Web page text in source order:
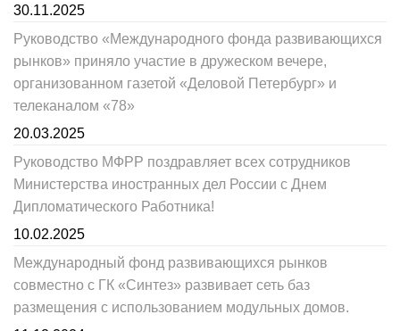
30.11.2025
Руководство «Международного фонда развивающихся
рынков» приняло участие в дружеском вечере,
организованном газетой «Деловой Петербург» и
телеканалом «78»
20.03.2025
Руководство МФРР поздравляет всех сотрудников
Министерства иностранных дел России с Днем
Дипломатического Работника!
10.02.2025
Международный фонд развивающихся рынков
совместно с ГК «Синтез» развивает сеть баз
размещения с использованием модульных домов.